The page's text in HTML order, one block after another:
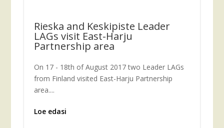
Rieska and Keskipiste Leader
LAGs visit East-Harju
Partnership area
On 17 - 18th of August 2017 two Leader LAGs
from Finland visited East-Harju Partnership
area....
Loe edasi